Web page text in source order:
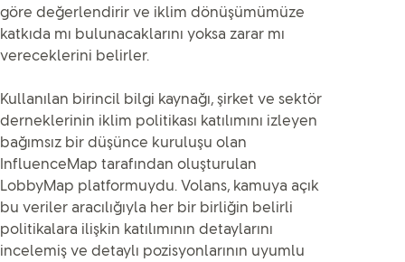
göre değerlendirir ve iklim dönüşümümüze
katkıda mı bulunacaklarını yoksa zarar mı
vereceklerini belirler.
Kullanılan birincil bilgi kaynağı, şirket ve sektör
derneklerinin iklim politikası katılımını izleyen
bağımsız bir düşünce kuruluşu olan
InfluenceMap tarafından oluşturulan
LobbyMap platformuydu. Volans, kamuya açık
bu veriler aracılığıyla her bir birliğin belirli
politikalara ilişkin katılımının detaylarını
incelemiş ve detaylı pozisyonlarının uyumlu